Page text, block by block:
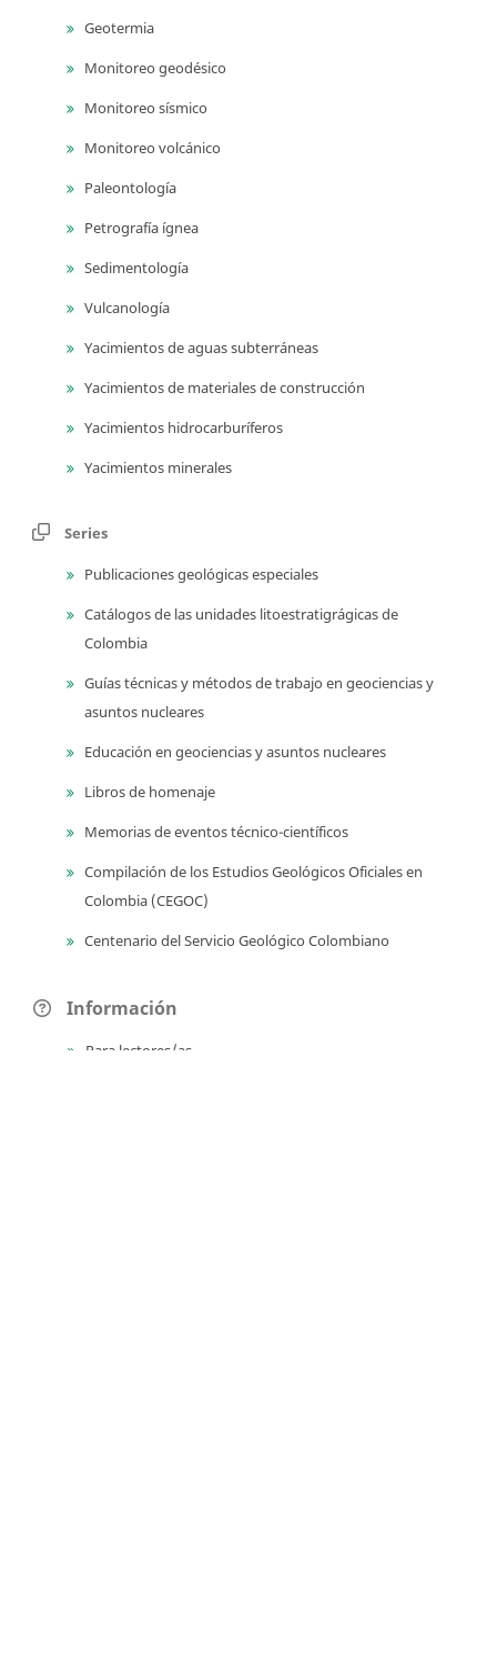
Geotermia
Monitoreo geodésico
Monitoreo sísmico
Monitoreo volcánico
Paleontología
Petrografía ígnea
Sedimentología
Vulcanología
Yacimientos de aguas subterráneas
Yacimientos de materiales de construcción
Yacimientos hidrocarburíferos
Yacimientos minerales
Series
Publicaciones geológicas especiales
Catálogos de las unidades litoestratigrágicas de
Colombia
Guías técnicas y métodos de trabajo en geociencias y
asuntos nucleares
Educación en geociencias y asuntos nucleares
Libros de homenaje
Memorias de eventos técnico-científicos
Compilación de los Estudios Geológicos Oficiales en
Colombia (CEGOC)
Centenario del Servicio Geológico Colombiano
Información
Para lectores/as